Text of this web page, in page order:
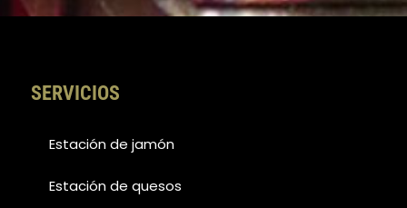
SERVICIOS
Estación de jamón
Estación de quesos